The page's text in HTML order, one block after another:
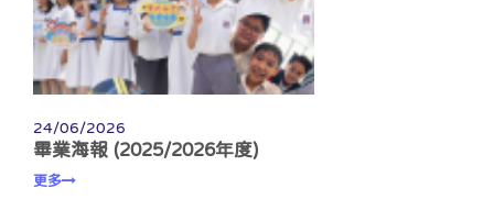
24/06/2026
畢業海報 (2025/2026年度)
更多